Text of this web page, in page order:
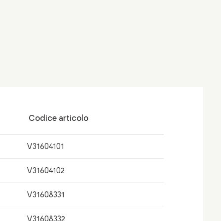
Codice articolo
V31604101
V31604102
V31608331
V31608332